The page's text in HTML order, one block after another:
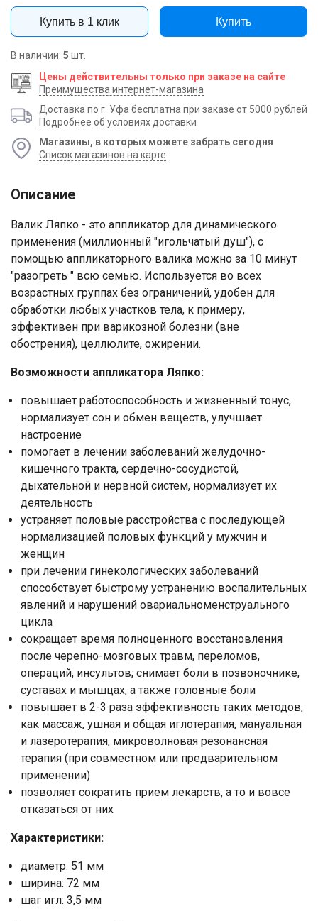
Купить в 1 клик Купить
В наличии: 5 шт.
Цены действительны только при заказе на сайте
Преимущества интернет-магазина
Доставка по г. Уфа бесплатна при заказе от 5000 рублей
Подробнее об условиях доставки
Магазины, в которых можете забрать сегодня
Список магазинов на карте
Описание
Валик Ляпко - это аппликатор для динамического
применения (миллионный "игольчатый душ"), с
помощью аппликаторного валика можно за 10 минут
"разогреть " всю семью. Используется во всех
возрастных группах без ограничений, удобен для
обработки любых участков тела, к примеру,
эффективен при варикозной болезни (вне
обострения), целлюлите, ожирении.
Возможности аппликатора Ляпко:
повышает работоспособность и жизненный тонус,
нормализует сон и обмен веществ, улучшает
настроение
помогает в лечении заболеваний желудочно-
кишечного тракта, сердечно-сосудистой,
дыхательной и нервной систем, нормализует их
деятельность
устраняет половые расстройства с последующей
нормализацией половых функций у мужчин и
женщин
при лечении гинекологических заболеваний
способствует быстрому устранению воспалительных
явлений и нарушений овариальноменструального
цикла
сокращает время полноценного восстановления
после черепно-мозговых травм, переломов,
операций, инсультов; снимает боли в позвоночнике,
суставах и мышцах, а также головные боли
повышает в 2-3 раза эффективность таких методов,
как массаж, ушная и общая иглотерапия, мануальная
и лазеротерапия, микроволновая резонансная
терапия (при совместном или предварительном
применении)
позволяет сократить прием лекарств, а то и вовсе
отказаться от них
Характеристики:
диаметр: 51 мм
ширина: 72 мм
шаг игл: 3,5 мм
Ваше имя
Отправить
Нажимая на кнопку "Отправить" вы
соглашаетесь на обработку
персональных данных